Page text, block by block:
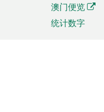
澳门便览
统计数字